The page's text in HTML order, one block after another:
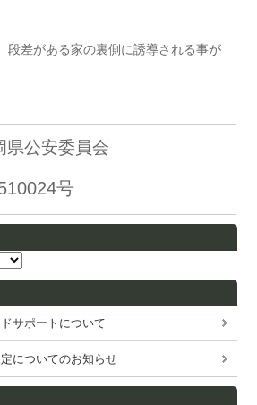
段差がある家の裏側に誘導される事が
公安委員会
号
サポートについて
についてのお知らせ